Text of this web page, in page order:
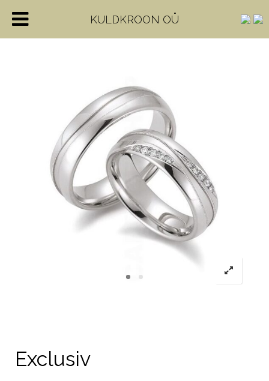
Exclusiv
KULDKROON OÜ